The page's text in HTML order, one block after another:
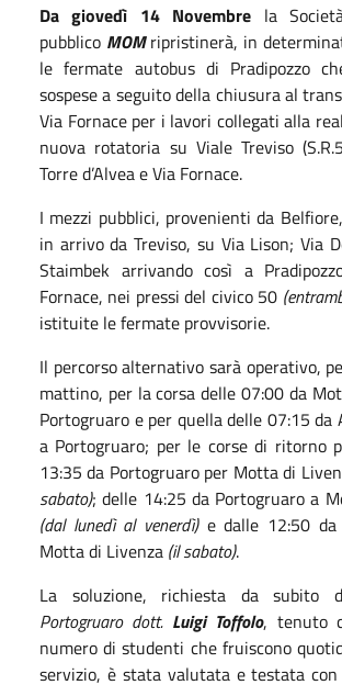
Da giovedì 14 Novembre la
pubblico MOMripristinerà, in
le fermate autobus di Pradipozzo
sospese a seguito della chiusura al
Via Fornace per i lavori collegati alla
nuova rotatoria su Viale Treviso
Torre d’Alvea e Via Fornace.
I mezzi pubblici, provenienti da
in arrivo da Treviso, su Via Lison; Via
Staimbek arrivando così a
Fornace, nei pressi del civico 50
istituite le fermate provvisorie.
Il percorso alternativo sarà operativo,
mattino, per la corsa delle 07:00 da
Portogruaro e per quella delle 07:15 da
a Portogruaro; per le corse di ritorno
13:35 da Portogruaro per Motta di
sabato); delle 14:25 da Portogruaro a
(dal lunedì al venerdì)e dalle 12:50 da
Motta di Livenza (il sabato).
La soluzione, richiesta da subito
Portogruaro dott. Luigi Toffolo, tenuto
numero di studenti che fruiscono
servizio, è stata valutata e testata con